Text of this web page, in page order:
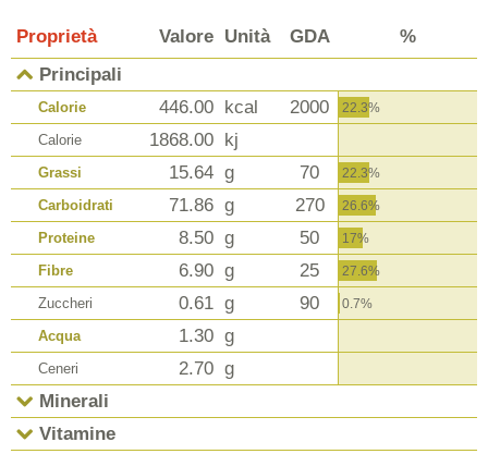
Proprietà Valore Unità GDA
%
Principali
Calorie 446.00 kcal 2000 22.3%
Calorie 1868.00 kj
Grassi 15.64 g 70 22.3%
Carboidrati 71.86 g 270 26.6%
Proteine 8.50 g 50 17%
Fibre 6.90 g 25 27.6%
Zuccheri 0.61 g 90 0.7%
Acqua 1.30 g
Ceneri 2.70 g
Minerali
Vitamine